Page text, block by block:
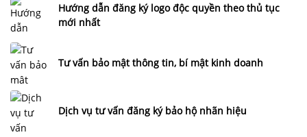
Hướng dẫn đăng ký logo độc quyền theo thủ tục
mới nhất
Tư vấn bảo mật thông tin, bí mật kinh doanh
Dịch vụ tư vấn đăng ký bảo hộ nhãn hiệu